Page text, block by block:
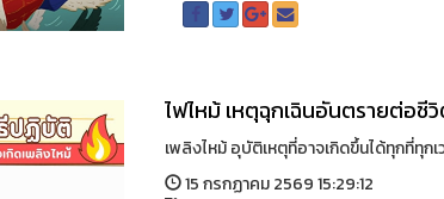
ไฟไหม้ เหตุฉุกเฉินอันตรายต่อชี
เพลิงไหม้ อุบัติเหตุที่อาจเกิดขึ้นได้ทุกที่ทุ
15 กรกฏาคม 2569 15:29:12